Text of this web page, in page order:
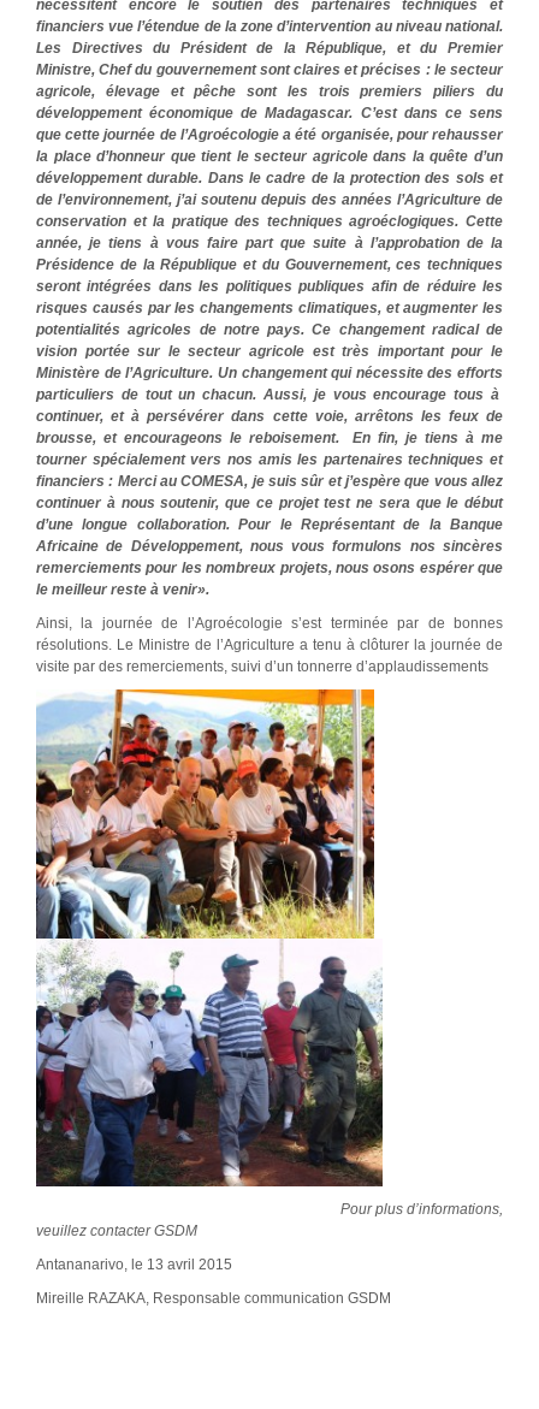
nécessitent encore le soutien des partenaires techniques et
financiers vue l’étendue de la zone d’intervention au niveau national.
Les Directives du Président de la République, et du Premier
Ministre, Chef du gouvernement sont claires et précises : le secteur
agricole, élevage et pêche sont les trois premiers piliers du
développement économique de Madagascar. C’est dans ce sens
que cette journée de l’Agroécologie a été organisée, pour rehausser
la place d’honneur que tient le secteur agricole dans la quête d’un
développement durable. Dans le cadre de la protection des sols et
de l’environnement, j’ai soutenu depuis des années l’Agriculture de
conservation et la pratique des techniques agroéclogiques. Cette
année, je tiens à vous faire part que suite à l’approbation de la
Présidence de la République et du Gouvernement, ces techniques
seront intégrées dans les politiques publiques afin de réduire les
risques causés par les changements climatiques, et augmenter les
potentialités agricoles de notre pays. Ce changement radical de
vision portée sur le secteur agricole est très important pour le
Ministère de l’Agriculture. Un changement qui nécessite des efforts
particuliers de tout un chacun. Aussi, je vous encourage tous à
continuer, et à persévérer dans cette voie, arrêtons les feux de
brousse, et encourageons le reboisement. En fin, je tiens à me
tourner spécialement vers nos amis les partenaires techniques et
financiers : Merci au COMESA, je suis sûr et j’espère que vous allez
continuer à nous soutenir, que ce projet test ne sera que le début
d’une longue collaboration. Pour le Représentant de la Banque
Africaine de Développement, nous vous formulons nos sincères
remerciements pour les nombreux projets, nous osons espérer que
le meilleur reste à venir».
Ainsi, la journée de l’Agroécologie s’est terminée par de bonnes
résolutions. Le Ministre de l’Agriculture a tenu à clôturer la journée de
visite par des remerciements, suivi d’un tonnerre d’applaudissements
Pour plus d’informations,
veuillez contacter GSDM
Antananarivo, le 13 avril 2015
Mireille RAZAKA, Responsable communication GSDM